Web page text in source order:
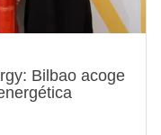
Bilbao acoge